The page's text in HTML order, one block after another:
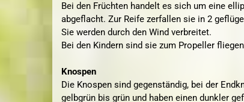
Bei den Früchten handelt es sich um eine
abgeflacht. Zur Reife zerfallen sie in 2
Sie werden durch den Wind verbreitet.
Bei den Kindern sind sie zum Propeller
Knospen
Die Knospen sind gegenständig, bei der
gelbgrün bis grün und haben einen dunkler